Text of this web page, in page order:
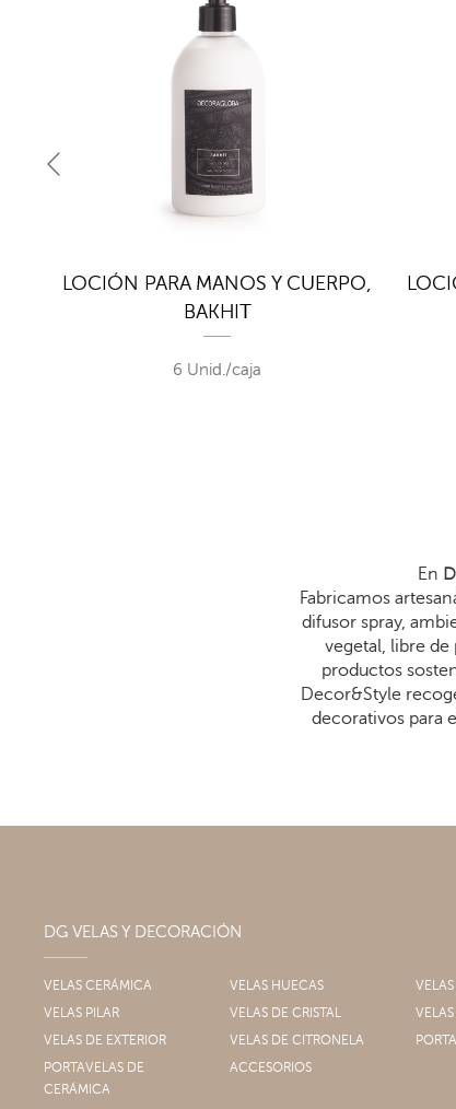
LOCIÓN PARA MANOS Y CUERPO,
BAKHIT
6 Unid./caja
En
Fabricamos
difusor spray,
vegetal, libre
productos
Decor&Style
decorativos para
DG VELAS Y DECORACIÓN
VELAS CERÁMICA VELAS HUECAS
VELAS PILAR
VELAS DE CRISTAL
VELAS DE EXTERIOR
VELAS DE CITRONELA
PORTAVELAS DE
CERÁMICA
ACCESORIOS